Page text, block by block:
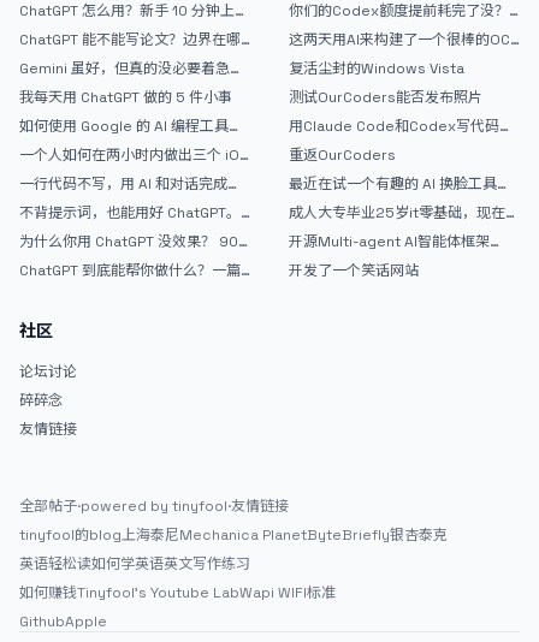
ChatGPT 怎么用？新手 10 分钟上手
ChatGPT 能不能写论文？边界在哪
Gemini 虽好，但真的没必要着急放
弃 ChatGPT
我每天用 ChatGPT 做的 5 件小事
如何使用 Google 的 AI 编程工具
AntiGravity：独立开发者的新时代
武器
一个人如何在两小时内做出三个 iOS
APP？｜AntiGravity + Gemini 3 实
战完整记录
一行代码不写，用 AI 和对话完成一
个完整网站：《图书天堂》实战记录
不背提示词，也能用好 ChatGPT。
一个万能提问模板
为什么你用 ChatGPT 没效果？ 90%
的人第一步就问错了
ChatGPT 到底能帮你做什么？一篇
你们的Codex额度提前耗完了没？
戒断反应如何？
这两天用AI来构建了一个很棒的OC
论坛精华区
复活尘封的Windows Vista
测试OurCoders能否发布照片
用Claude Code和Codex写代码真
的爽，但是App怎么挣钱还是很难啊
重返OurCoders
最近在试一个有趣的 AI 换脸工具，
效果挺不错
成人大专毕业25岁it零基础，现在想
考软件设计师，有什么好的建议吗，
谢谢！
开源Multi-agent AI智能体框架
aevatar.ai，欢迎大家贡献代码
开发了一个笑话网站
社区
论坛讨论
碎碎念
友情链接
全部帖子·powered by tinyfool·友情链接
tinyfool的blog上海泰尼Mechanica PlanetByteBriefly银杏泰克
英语轻松读如何学英语英文写作练习
如何赚钱Tinyfool's Youtube LabWapi WIFI标准
GithubApple